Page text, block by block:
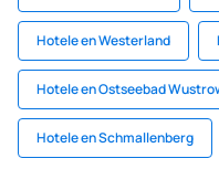
Hotele en Westerland
Hotele en Ostseebad
Hotele en Schmallenberg